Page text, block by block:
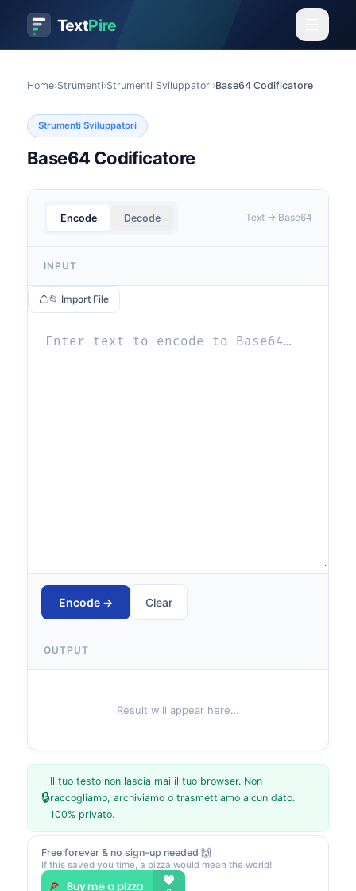
TextPire
Home›Strumenti›Strumenti Sviluppatori›Base64 Codificatore
Strumenti Sviluppatori
Base64 Codificatore
Encode Decode Text → Base64
INPUT
📂 Import File
Encode → Clear
OUTPUT
Result will appear here…
🔒
Il tuo testo non lascia mai il tuo browser. Non
raccogliamo, archiviamo o trasmettiamo alcun dato.
100% privato.
Free forever & no sign-up needed 🙌
If this saved you time, a pizza would mean the world!